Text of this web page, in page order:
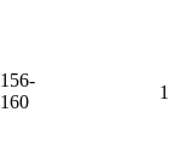
156-
160